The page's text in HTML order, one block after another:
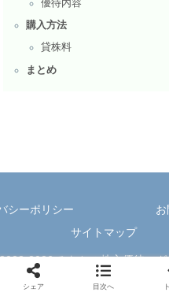
優待内容
購入方法
貸株料
まとめ
シーポリシー
サイトマップ
2026 みなとの株主優待ロ
シェア 目次へ